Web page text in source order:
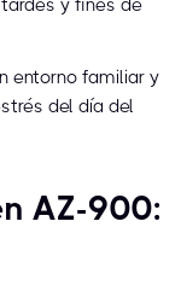
y fines de
entorno familiar y
del día del
AZ-900: